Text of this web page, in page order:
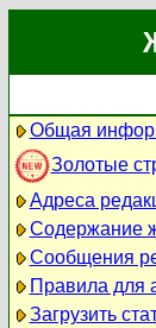
Общая
Золотые
Адреса
Содержание
Сообщения
Правила для
Загрузить